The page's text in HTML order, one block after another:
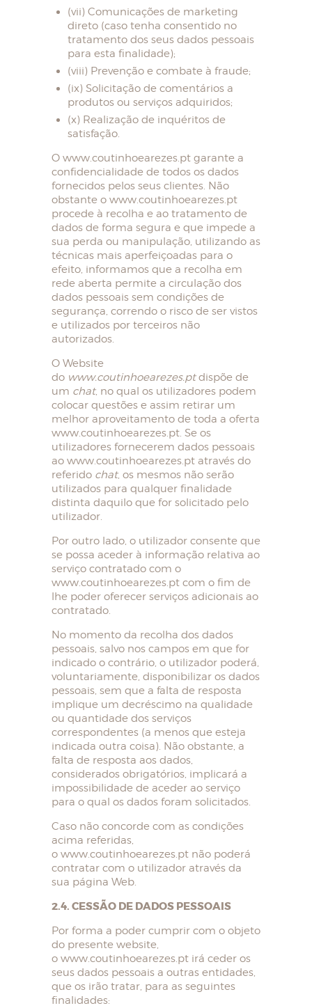
(vii) Comunicações de marketing
direto (caso tenha consentido no
tratamento dos seus dados pessoais
para esta finalidade);
(viii) Prevenção e combate à fraude;
(ix) Solicitação de comentários a
produtos ou serviços adquiridos;
(x) Realização de inquéritos de
satisfação.
O www.coutinhoearezes.pt garante a
confidencialidade de todos os dados
fornecidos pelos seus clientes. Não
obstante o www.coutinhoearezes.pt
procede à recolha e ao tratamento de
dados de forma segura e que impede a
sua perda ou manipulação, utilizando as
técnicas mais aperfeiçoadas para o
efeito, informamos que a recolha em
rede aberta permite a circulação dos
dados pessoais sem condições de
segurança, correndo o risco de ser vistos
e utilizados por terceiros não
autorizados.
O Website
do www.coutinhoearezes.ptdispõe de
um chat, no qual os utilizadores podem
colocar questões e assim retirar um
melhor aproveitamento de toda a oferta
www.coutinhoearezes.pt. Se os
utilizadores fornecerem dados pessoais
ao www.coutinhoearezes.pt através do
referido chat, os mesmos não serão
utilizados para qualquer finalidade
distinta daquilo que for solicitado pelo
utilizador.
Por outro lado, o utilizador consente que
se possa aceder à informação relativa ao
serviço contratado com o
www.coutinhoearezes.pt com o fim de
lhe poder oferecer serviços adicionais ao
contratado.
No momento da recolha dos dados
pessoais, salvo nos campos em que for
indicado o contrário, o utilizador poderá,
voluntariamente, disponibilizar os dados
pessoais, sem que a falta de resposta
implique um decréscimo na qualidade
ou quantidade dos serviços
correspondentes (a menos que esteja
indicada outra coisa). Não obstante, a
falta de resposta aos dados,
considerados obrigatórios, implicará a
impossibilidade de aceder ao serviço
para o qual os dados foram solicitados.
Caso não concorde com as condições
acima referidas,
o www.coutinhoearezes.pt não poderá
contratar com o utilizador através da
sua página Web.
2.4. CESSÃO DE DADOS PESSOAIS
Por forma a poder cumprir com o objeto
do presente website,
o www.coutinhoearezes.pt irá ceder os
seus dados pessoais a outras entidades,
que os irão tratar, para as seguintes
finalidades: